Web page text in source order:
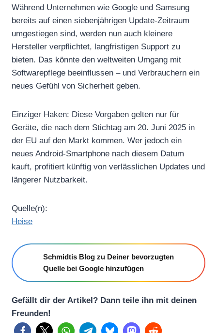
Während Unternehmen wie Google und Samsung
bereits auf einen siebenjährigen Update-Zeitraum
umgestiegen sind, werden nun auch kleinere
Hersteller verpflichtet, langfristigen Support zu
bieten. Das könnte den weltweiten Umgang mit
Softwarepflege beeinflussen – und Verbrauchern ein
neues Gefühl von Sicherheit geben.
Einziger Haken: Diese Vorgaben gelten nur für
Geräte, die nach dem Stichtag am 20. Juni 2025 in
der EU auf den Markt kommen. Wer jedoch ein
neues Android-Smartphone nach diesem Datum
kauft, profitiert künftig von verlässlichen Updates und
längerer Nutzbarkeit.
Quelle(n):
Heise
Schmidtis Blog zu Deiner bevorzugten
Quelle bei Google hinzufügen
Gefällt dir der Artikel? Dann teile ihn mit deinen
Freunden!